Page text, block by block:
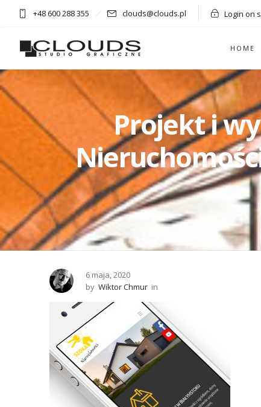
+48 600 288 355 clouds@clouds.pl Login on
HOME
Projekt i
6 maja, 2020
by Wiktor Chmur in